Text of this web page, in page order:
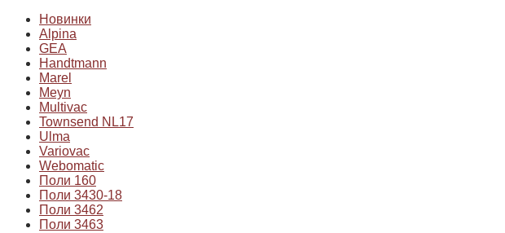
Новинки
Alpina
GEA
Handtmann
Marel
Meyn
Multivac
Townsend NL17
Ulma
Variovac
Webomatic
Поли 160
Поли 3430-18
Поли 3462
Поли 3463